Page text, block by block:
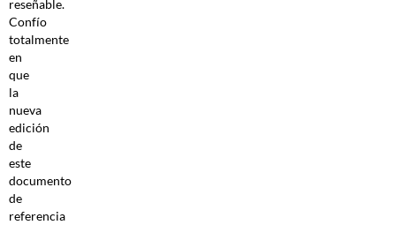
reseñable.
Confío
totalmente
en
que
la
nueva
edición
de
este
documento
de
referencia